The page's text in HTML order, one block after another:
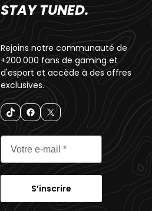
STAY TUNED.
Rejoins notre communauté de
+200.000 fans de gaming et
d'esport et accède à des offres
exclusives.
S’inscrire